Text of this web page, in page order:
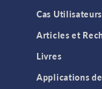
Cas Utilisateurs
Articles et
Livres
Applications